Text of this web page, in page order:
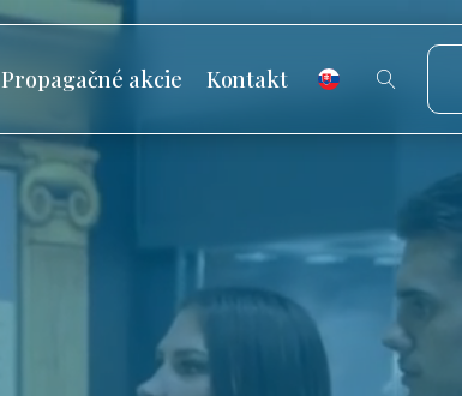
Propagačné akcie Kontakt